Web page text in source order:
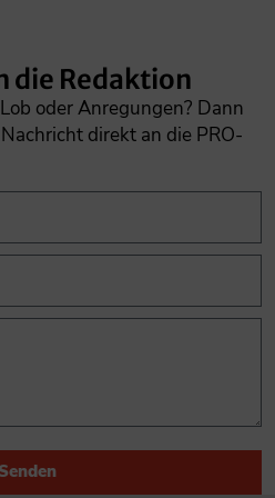
die Redaktion
oder Anregungen? Dann
direkt an die PRO-
Senden